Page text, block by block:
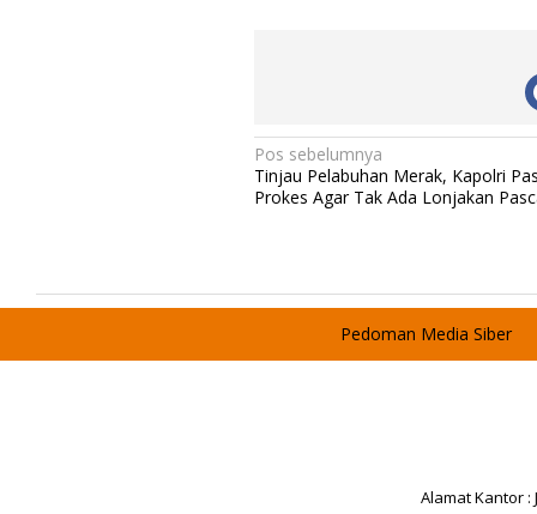
X
T
A
2
N
a
g
s
Pos sebelumnya
Tinjau Pelabuhan Merak, Kapolri
Prokes Agar Tak Ada Lonjakan
Pedoman Media Siber
Alamat Kantor :